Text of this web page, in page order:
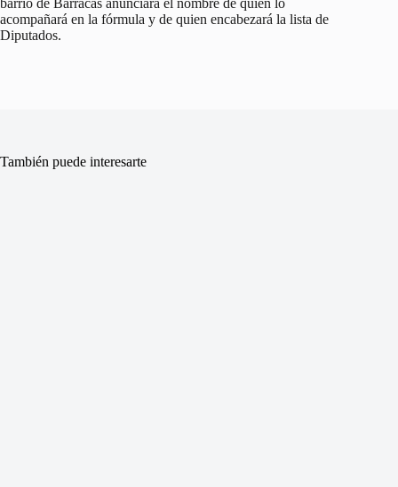
barrio de Barracas anunciará el nombre de quien lo
acompañará en la fórmula y de quien encabezará la lista de
Diputados.
También puede interesarte